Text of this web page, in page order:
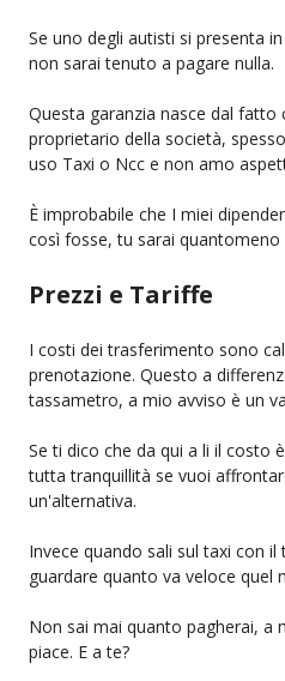
Se uno degli autisti si presenta
non sarai tenuto a pagare nulla.
Questa garanzia nasce dal fatto
proprietario della società,
uso Taxi o Ncc e non amo
È improbabile che I miei
così fosse, tu sarai quantomeno
Prezzi e Tariffe
I costi dei trasferimento sono
prenotazione. Questo a
tassametro, a mio avviso è un
Se ti dico che da qui a li il costo
tutta tranquillità se vuoi
un'alternativa.
Invece quando sali sul taxi con
guardare quanto va veloce quel
Non sai mai quanto pagherai, a
piace. E a te?